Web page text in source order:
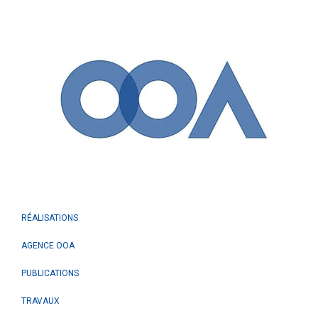
RÉALISATIONS
AGENCE OOA
PUBLICATIONS
TRAVAUX